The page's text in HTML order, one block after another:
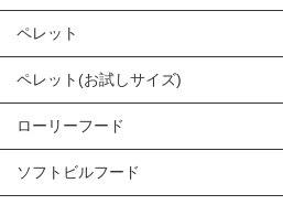
ペレット
ペレット(お試しサイズ)
ローリーフード
ソフトビルフード